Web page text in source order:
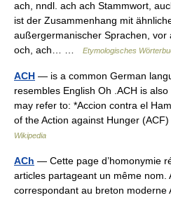
ach, nndl. ach ach Stammwort,
ist der Zusammenhang mit
außergermanischer Sprachen, vor
och, ach… …
Etymologisches
ACH — is a common German
resembles English Oh .ACH is
may refer to: *Accion contra el
of the Action against Hunger
Wikipedia
ACh — Cette page d’homonymie
articles partageant un même nom.
correspondant au breton